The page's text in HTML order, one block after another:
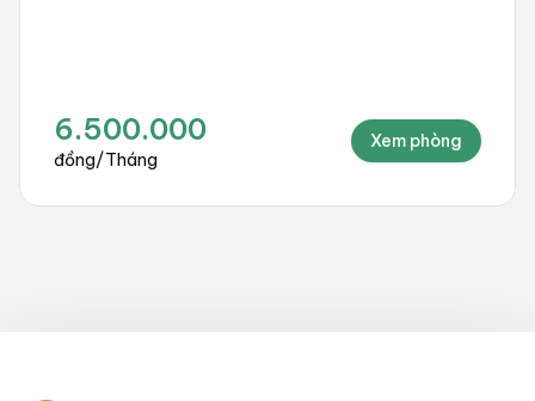
6.500.000
đồng/Tháng
Xem phòng